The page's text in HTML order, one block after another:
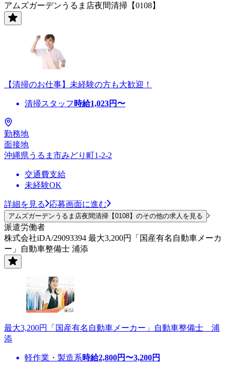
アムズガーデンうるま店夜間清掃【0108】
【清掃のお仕事】未経験の方も大歓迎！
清掃スタッフ 時給1,023円〜
勤務地
面接地
沖縄県うるま市みどり町1-2-2
交通費支給
未経験OK
詳細を見る 応募画面に進む
アムズガーデンうるま店夜間清掃【0108】のその他の求人を見る
派遣労働者
株式会社iDA/29093394 最大3,200円「国産有名自動車メーカ
ー」自動車整備士 浦添
最大3,200円「国産有名自動車メーカー」自動車整備士 浦
添
軽作業・製造系時給2,800円〜3,200円